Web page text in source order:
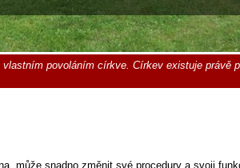
povoláním církve. Církev existuje právě
může snadno změnit své procedury a svoji